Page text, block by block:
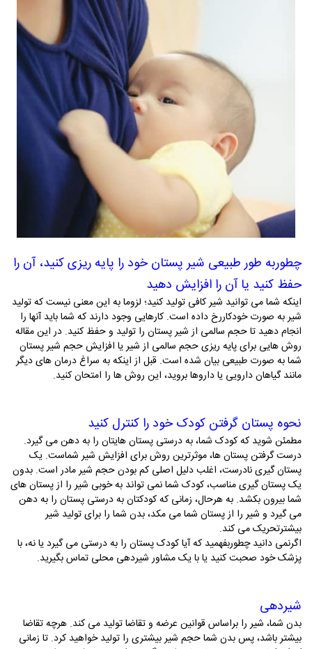
چطوربه طور طبیعی شیر پستان خود را پایه ­ریزی کنید، آن را
حفظ کنید یا آن را افزایش دهید
اینکه شما می­ توانید شیر کافی تولید کنید؛ لزوما به این معنی نیست که تولید
شیر به صورت خودکاررخ داده است. کارهایی وجود دارند که شما باید آن­ها را
انجام دهید تا حجم سالمی از شیر پستان را تولید و حفظ کنید. در این مقاله
روش ­هایی برای پایه ریزی حجم سالمی از شیر یا افزایش حجم شیر پستان
شما به صورت طبیعی بیان شده است. قبل از اینکه به سراغ درمان ­های دیگر
مانند گیاهان دارویی یا داروها بروید، این­ روش ­ها را امتحان کنید.
نحوه پستان گرفتن کودک خود را کنترل کنید
مطمئن شوید که کودک شما، به درستی پستان­ هایتان را به دهن می ­گیرد.
درست گرفتن پستان­ ها، موثرترین روش برای افزایش شیر شماست. یک
پستان­ گیری نادرست، اغلب دلیل اصلی کم بودن حجم شیر مادر است. بدون
یک پستان­ گیری مناسب، کودک شما نمی­ تواند به خوبی شیر را از پستان­ های
شما بیرون بکشد. به هرحال، زمانی که کودکتان به درستی پستان را به دهن
می ­گیرد و شیر را از پستان شما می­ مکد، بدن شما را برای تولید شیر
بیشترتحریک می ­کند.
اگرنمی­ دانید چطوربفهمید که آیا کودک پستان را به درستی می­ گیرد یا نه، با
پزشک خود صحبت کنید یا با یک مشاور شیردهی محلی تماس بگیرید.
شیردهی
بدن شما، شیر را براساس قوانین عرضه و تقاضا تولید می­ کند. هرچه تقاضا
بیشتر باشد، پس بدن شما حجم شیر بیشتری را تولید خواهید کرد. تا زمانی